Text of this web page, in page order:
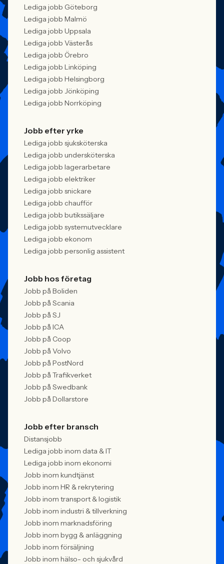
Lediga jobb Göteborg
Lediga jobb Malmö
Lediga jobb Uppsala
Lediga jobb Västerås
Lediga jobb Örebro
Lediga jobb Linköping
Lediga jobb Helsingborg
Lediga jobb Jönköping
Lediga jobb Norrköping
Jobb efter yrke
Lediga jobb sjuksköterska
Lediga jobb undersköterska
Lediga jobb lagerarbetare
Lediga jobb elektriker
Lediga jobb snickare
Lediga jobb chaufför
Lediga jobb butikssäljare
Lediga jobb systemutvecklare
Lediga jobb ekonom
Lediga jobb personlig assistent
Jobb hos företag
Jobb på Boliden
Jobb på Scania
Jobb på SJ
Jobb på ICA
Jobb på Coop
Jobb på Volvo
Jobb på PostNord
Jobb på Trafikverket
Jobb på Swedbank
Jobb på Dollarstore
Jobb efter bransch
Distansjobb
Lediga jobb inom data & IT
Lediga jobb inom ekonomi
Jobb inom kundtjänst
Jobb inom HR & rekrytering
Jobb inom transport & logistik
Jobb inom industri & tillverkning
Jobb inom marknadsföring
Jobb inom bygg & anläggning
Jobb inom försäljning
Jobb inom hälso- och sjukvård